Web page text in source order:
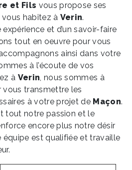
et Fils vous propose ses
vous habitez à Verin.
expérience et d’un savoir-faire
tout en oeuvre pour vous
ainsi dans votre
à l’écoute de vos
à Verin, nous sommes à
transmettre les
à votre projet de Maçon.
tout notre passion et le
encore plus notre désir
équipe est qualifiée et travaille